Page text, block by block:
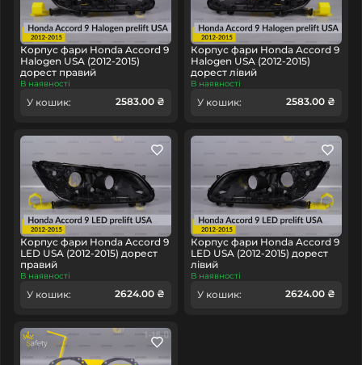
Корпус фари Honda Accord 9
Halogen USA (2012-2015)
дорест правий
В наявності
У кошик: 2583.00 ₴
Корпус фари Honda Accord 9
Halogen USA (2012-2015)
дорест лівий
В наявності
У кошик: 2583.00 ₴
Корпус фари Honda Accord 9
LED USA (2012-2015) дорест
правий
В наявності
У кошик: 2624.00 ₴
Корпус фари Honda Accord 9
LED USA (2012-2015) дорест
лівий
В наявності
У кошик: 2624.00 ₴